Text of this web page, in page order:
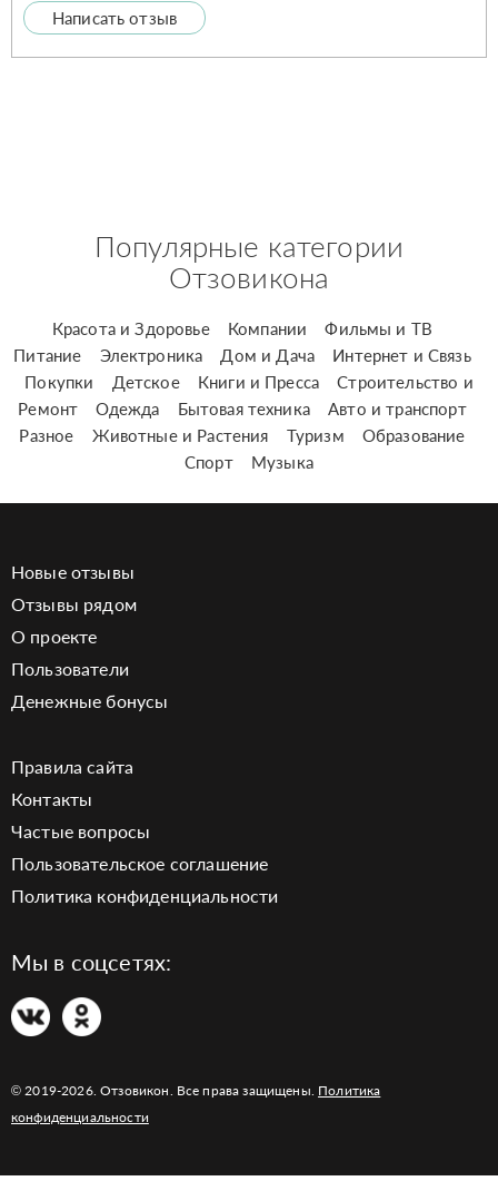
Написать отзыв
Популярные категории
Отзовикона
Красота и Здоровье Компании
Фильмы и ТВ
Питание
Электроника Дом и Дача
Интернет и Связь
Покупки
Детское Книги и Пресса
Строительство и
Ремонт
Одежда Бытовая техника
Авто и транспорт
Разное
Животные и Растения Туризм
Образование
Спорт
Музыка
Новые отзывы
Отзывы рядом
О проекте
Пользователи
Денежные бонусы
Правила сайта
Контакты
Частые вопросы
Пользовательское соглашение
Политика конфиденциальности
Мы в соцсетях:
© 2019-2026. Отзовикон. Все права защищены. Политика
конфиденциальности